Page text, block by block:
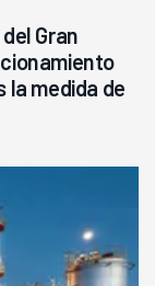
Gran
la medida de